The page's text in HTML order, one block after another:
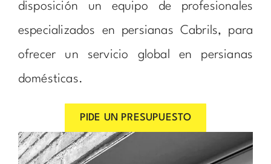
disposición un equipo de profesionales
especializados en persianas Cabrils, para
ofrecer un servicio global en persianas
domésticas.
PIDE UN PRESUPUESTO